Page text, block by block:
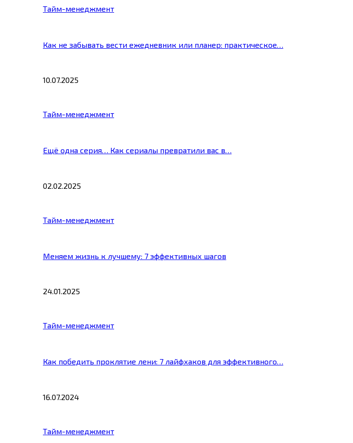
Тайм-менеджмент
Как не забывать вести ежедневник или планер: практическое…
10.07.2025
Тайм-менеджмент
Ещё одна серия… Как сериалы превратили вас в…
02.02.2025
Тайм-менеджмент
Меняем жизнь к лучшему: 7 эффективных шагов
24.01.2025
Тайм-менеджмент
Как победить проклятие лени: 7 лайфхаков для эффективного…
16.07.2024
Тайм-менеджмент